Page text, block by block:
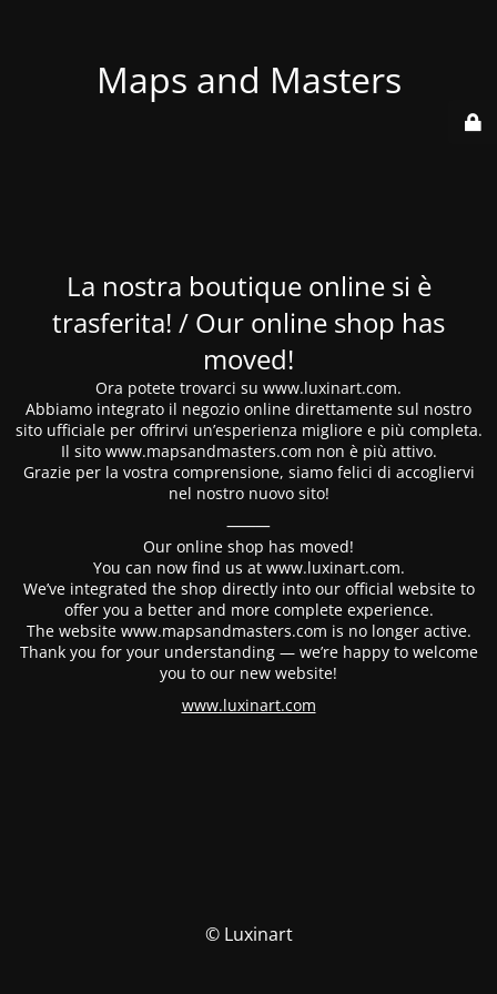
Maps and Masters
La nostra boutique online si è
trasferita! / Our online shop has
moved!
Ora potete trovarci su www.luxinart.com.
Abbiamo integrato il negozio online direttamente sul nostro
sito ufficiale per offrirvi un’esperienza migliore e più completa.
Il sito www.mapsandmasters.com non è più attivo.
Grazie per la vostra comprensione, siamo felici di accogliervi
nel nostro nuovo sito!
⸻
Our online shop has moved!
You can now find us at www.luxinart.com.
We’ve integrated the shop directly into our official website to
offer you a better and more complete experience.
The website www.mapsandmasters.com is no longer active.
Thank you for your understanding — we’re happy to welcome
you to our new website!
www.luxinart.com
© Luxinart